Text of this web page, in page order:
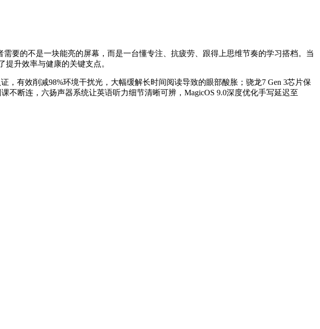
要的不是一块能亮的屏幕，而是一台懂专注、抗疲劳、跟得上思维节奏的学习搭档。当
升效率与健康的关键支点。
，有效削减98%环境干扰光，大幅缓解长时间阅读导致的眼部酸胀；骁龙7 Gen 3芯片保
不断连，六扬声器系统让英语听力细节清晰可辨，MagicOS 9.0深度优化手写延迟至